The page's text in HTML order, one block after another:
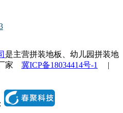
是主营拼装地板、幼儿园拼装地
家 冀ICP备18034414号-1
|